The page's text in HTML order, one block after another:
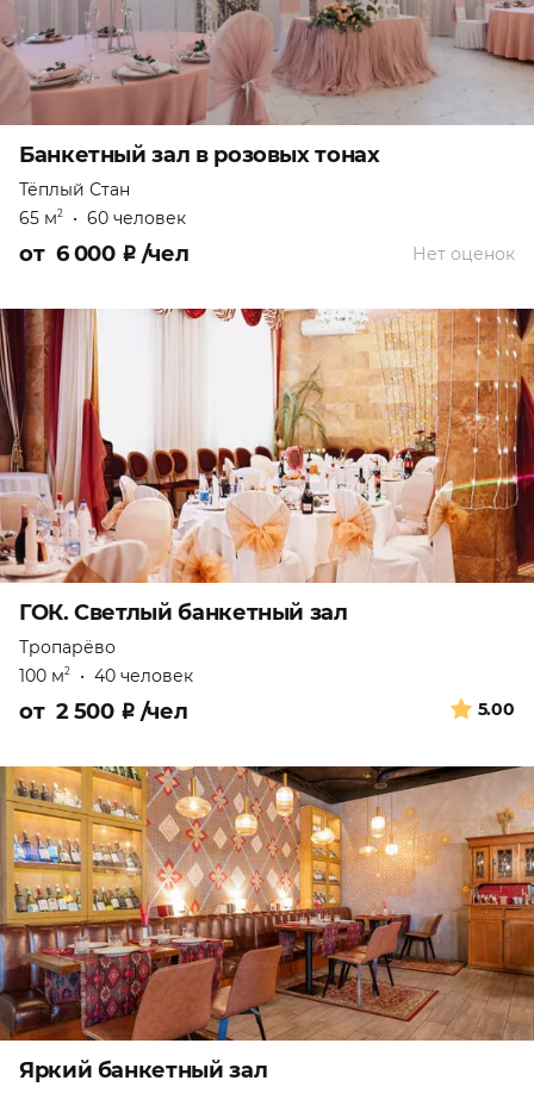
Банкетный зал в розовых тонах
Тёплый Стан
65 м2 • 60 человек
Нет оценок
от 6 000 ₽ /чел
ГОК. Светлый банкетный зал
Тропарёво
100 м2 • 40 человек
5.00
от 2 500 ₽ /чел
Яркий банкетный зал